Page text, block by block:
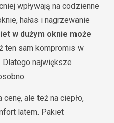
wpływają na codzienne
hałas i nagrzewanie
w dużym oknie może
ten sam kompromis w
Dlatego największe
ale też na ciepło,
latem. Pakiet